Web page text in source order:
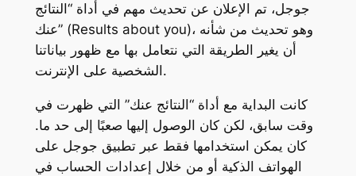
جوجل، تم الإعلان عن تحديث مهم في أداة “النتائج
عنك” (Results about you)، وهو تحديث من شأنه
أن يغير الطريقة التي نتعامل بها مع ظهور بياناتنا
الشخصية على الإنترنت.
كانت البداية مع أداة “النتائج عنك” التي ظهرت في
وقت سابق، لكن كان الوصول إليها صعبًا إلى حد ما.
كان يمكن استخدامها فقط عبر تطبيق جوجل على
الهواتف الذكية أو من خلال إعدادات الحساب في